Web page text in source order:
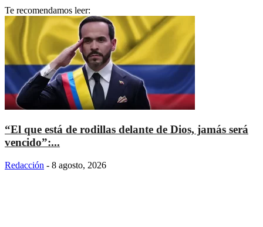
Te recomendamos leer:
“El que está de rodillas delante de Dios, jamás será
vencido”:...
Redacción - 8 agosto, 2026